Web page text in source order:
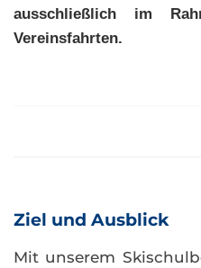
ausschließlich im
Vereinsfahrten.
Ziel und Ausblick
Mit unserem